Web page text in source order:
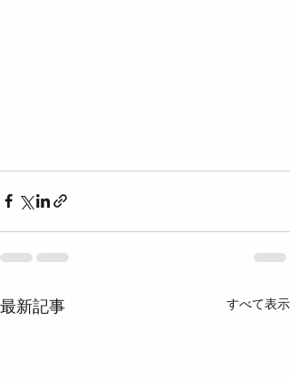
最新記事 すべて表示